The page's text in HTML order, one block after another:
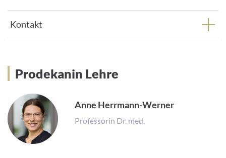
Kontakt
Prodekanin Lehre
Prodekanin Lehre
Anne Herrmann-Werner
Professorin Dr. med.